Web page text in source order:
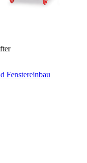
Fenstereinbau